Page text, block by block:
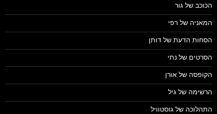
הכוכב של גור
המאניה של רפי
הסחות הדעת של דותן
הסרטים של נתי
הקופסה של אורן
הרשימה של גיל
התהלוכה של גוסטוויל